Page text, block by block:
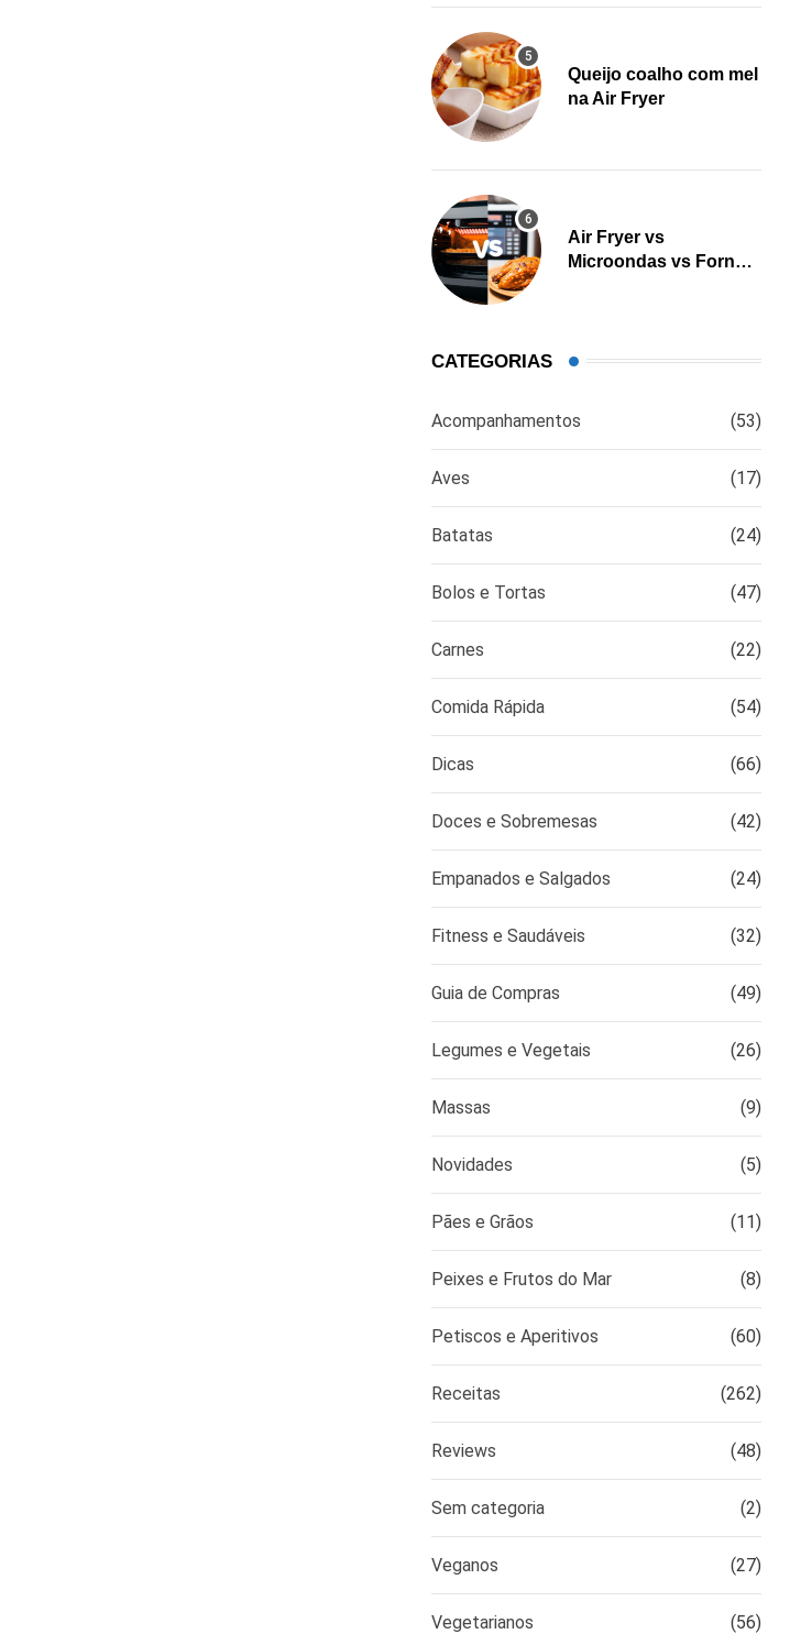
Queijo coalho com mel
na Air Fryer
Air Fryer vs
Microondas vs Forno:
CATEGORIAS
Acompanhamentos (53)
Aves (17)
Batatas (24)
Bolos e Tortas (47)
Carnes (22)
Comida Rápida (54)
Dicas (66)
Doces e Sobremesas (42)
Empanados e Salgados (24)
Fitness e Saudáveis (32)
Guia de Compras (49)
Legumes e Vegetais (26)
Massas (9)
Novidades (5)
Pães e Grãos (11)
Peixes e Frutos do Mar (8)
Petiscos e Aperitivos (60)
Receitas (262)
Reviews (48)
Sem categoria (2)
Veganos (27)
Vegetarianos (56)